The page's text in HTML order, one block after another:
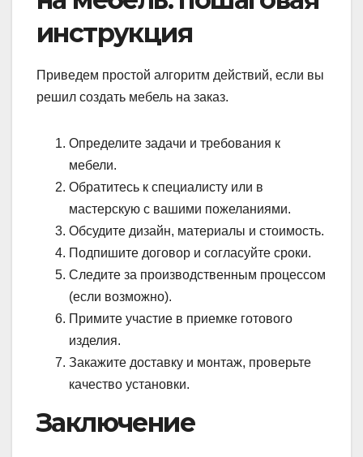
инструкция
Приведем простой алгоритм действий, если вы
решил создать мебель на заказ.
Определите задачи и требования к
мебели.
Обратитесь к специалисту или в
мастерскую с вашими пожеланиями.
Обсудите дизайн, материалы и стоимость.
Подпишите договор и согласуйте сроки.
Следите за производственным процессом
(если возможно).
Примите участие в приемке готового
изделия.
Закажите доставку и монтаж, проверьте
качество установки.
Заключение